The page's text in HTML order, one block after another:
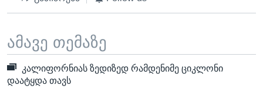
ამავე თემაზე
კალიფორნიას ზედიზედ რამდენიმე ციკლონი
დაატყდა თავს